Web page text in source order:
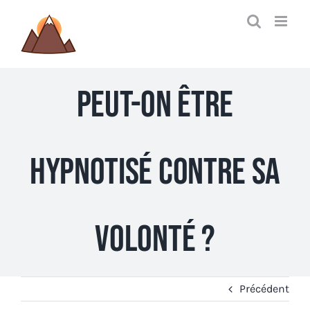
contenu
Peut-on être
hypnotisé contre sa
volonté ?
Précédent